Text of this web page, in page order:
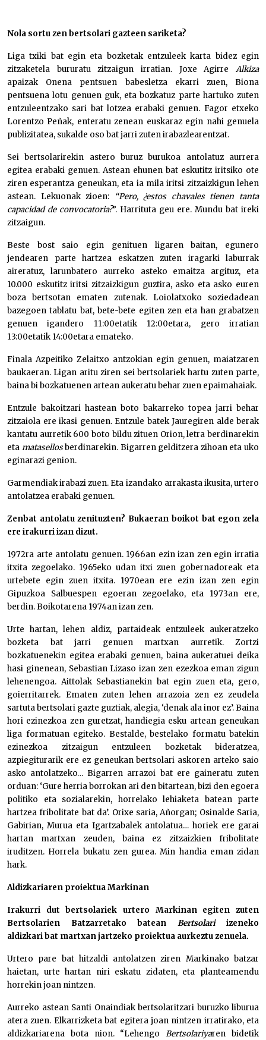
Nola sortu zen bertsolari gazteen sariketa?
Liga txiki bat egin eta bozketak entzuleek karta bidez egin
zitzaketela bururatu zitzaigun irratian. Joxe Agirre Alkiza
apaizak Onena pentsuen babesletza ekarri zuen, Biona
pentsuena lotu genuen guk, eta bozkatuz parte hartuko zuten
entzuleentzako sari bat lotzea erabaki genuen. Fagor etxeko
Lorentzo Peñak, enteratu zenean euskaraz egin nahi genuela
publizitatea, sukalde oso bat jarri zuten irabazlearentzat.
Sei bertsolarirekin astero buruz burukoa antolatuz aurrera
egitea erabaki genuen. Astean ehunen bat eskutitz iritsiko ote
ziren esperantza geneukan, eta ia mila iritsi zitzaizkigun lehen
astean. Lekuonak zioen:
“Pero, ¿estos chavales tienen tanta
capacidad de convocatoria?”. Harrituta geu ere. Mundu bat ireki
zitzaigun.
Beste bost saio egin genituen ligaren baitan, egunero
jendearen parte hartzea eskatzen zuten iragarki laburrak
aireratuz, larunbatero aurreko asteko emaitza argituz, eta
10.000 eskutitz iritsi zitzaizkigun guztira, asko eta asko euren
boza bertsotan ematen zutenak. Loiolatxoko soziedadean
bazegoen tablatu bat, bete-bete egiten zen eta han grabatzen
genuen igandero 11:00etatik 12:00etara, gero irratian
13:00etatik 14:00etara emateko.
Finala Azpeitiko Zelaitxo antzokian egin genuen, maiatzaren
baukaeran. Ligan aritu ziren sei bertsolariek hartu zuten parte,
baina bi bozkatuenen artean aukeratu behar zuen epaimahaiak.
Entzule bakoitzari hastean boto bakarreko topea jarri behar
zitzaiola ere ikasi genuen. Entzule batek Jauregiren alde berak
kantatu aurretik 600 boto bildu zituen Orion, letra berdinarekin
eta matasellosberdinarekin. Bigarren gelditzera zihoan eta uko
eginarazi genion.
Garmendiak irabazi zuen. Eta izandako arrakasta ikusita, urtero
antolatzea erabaki genuen.
Zenbat antolatu zenituzten? Bukaeran boikot bat egon zela
ere irakurri izan dizut.
1972ra arte antolatu genuen. 1966an ezin izan zen egin irratia
itxita zegoelako. 1965eko udan itxi zuen gobernadoreak eta
urtebete egin zuen itxita. 1970ean ere ezin izan zen egin
Gipuzkoa Salbuespen egoeran zegoelako, eta 1973an ere,
berdin. Boikotarena 1974an izan zen.
Urte hartan, lehen aldiz, partaideak entzuleek aukeratzeko
bozketa bat jarri genuen martxan aurretik. Zortzi
bozkatuenekin egitea erabaki genuen, baina aukeratuei deika
hasi ginenean, Sebastian Lizaso izan zen ezezkoa eman zigun
lehenengoa. Aittolak Sebastianekin bat egin zuen eta, gero,
goierritarrek. Ematen zuten lehen arrazoia zen ez zeudela
sartuta bertsolari gazte guztiak, alegia, ‘denak ala inor ez’. Baina
hori ezinezkoa zen guretzat, handiegia esku artean geneukan
liga formatuan egiteko. Bestalde, bestelako formatu batekin
ezinezkoa zitzaigun entzuleen bozketak bideratzea,
azpiegiturarik ere ez geneukan bertsolari askoren arteko saio
asko antolatzeko… Bigarren arrazoi bat ere gaineratu zuten
orduan: ‘Gure herria borrokan ari den bitartean, bizi den egoera
politiko eta sozialarekin, horrelako lehiaketa batean parte
hartzea fribolitate bat da’. Orixe saria, Añorgan; Osinalde Saria,
Gabirian, Murua eta Igartzabalek antolatua… horiek ere garai
hartan martxan zeuden, baina ez zitzaizkien fribolitate
iruditzen. Horrela bukatu zen gurea. Min handia eman zidan
hark.
Aldizkariaren proiektuaMarkinan
Irakurri dut bertsolariek urtero Markinan egiten zuten
Bertsolarien Batzarretako batean Bertsolariizeneko
aldizkari bat martxan jartzeko proiektua aurkeztu zenuela.
Urtero pare bat hitzaldi antolatzen ziren Markinako batzar
haietan, urte hartan niri eskatu zidaten, eta planteamendu
horrekin joan nintzen.
Aurreko astean Santi Onaindiak bertsolaritzari buruzko liburua
atera zuen. Elkarrizketa bat egitera joan nintzen irratirako, eta
aldizkariarena bota nion. “LehengoBertsolariyaren bidetik